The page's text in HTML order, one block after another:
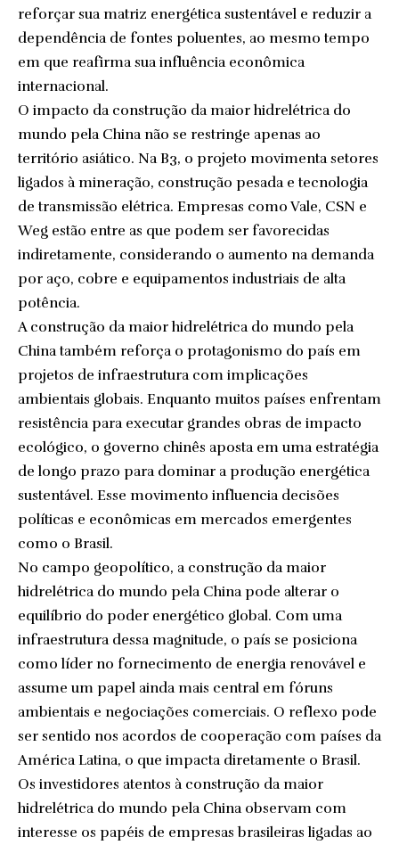
reforçar sua matriz energética sustentável e reduzir a
dependência de fontes poluentes, ao mesmo tempo
em que reafirma sua influência econômica
internacional.
O impacto da construção da maior hidrelétrica do
mundo pela China não se restringe apenas ao
território asiático. Na B3, o projeto movimenta setores
ligados à mineração, construção pesada e tecnologia
de transmissão elétrica. Empresas como Vale, CSN e
Weg estão entre as que podem ser favorecidas
indiretamente, considerando o aumento na demanda
por aço, cobre e equipamentos industriais de alta
potência.
A construção da maior hidrelétrica do mundo pela
China também reforça o protagonismo do país em
projetos de infraestrutura com implicações
ambientais globais. Enquanto muitos países enfrentam
resistência para executar grandes obras de impacto
ecológico, o governo chinês aposta em uma estratégia
de longo prazo para dominar a produção energética
sustentável. Esse movimento influencia decisões
políticas e econômicas em mercados emergentes
como o Brasil.
No campo geopolítico, a construção da maior
hidrelétrica do mundo pela China pode alterar o
equilíbrio do poder energético global. Com uma
infraestrutura dessa magnitude, o país se posiciona
como líder no fornecimento de energia renovável e
assume um papel ainda mais central em fóruns
ambientais e negociações comerciais. O reflexo pode
ser sentido nos acordos de cooperação com países da
América Latina, o que impacta diretamente o Brasil.
Os investidores atentos à construção da maior
hidrelétrica do mundo pela China observam com
interesse os papéis de empresas brasileiras ligadas ao